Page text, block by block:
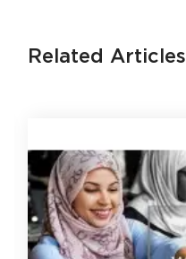
Related Articles